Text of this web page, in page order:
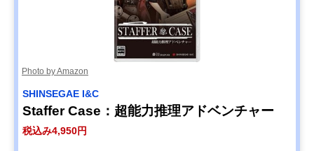
Photo by Amazon
SHINSEGAE I&C
Staffer Case：超能力推理アドベンチャー
税込み4,950円